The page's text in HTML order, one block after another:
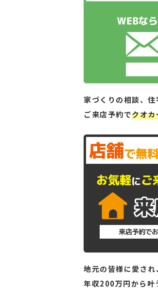
家づくりの相談、
ご来店予約でクオカ
地元の皆様に愛され
年収200万円から叶